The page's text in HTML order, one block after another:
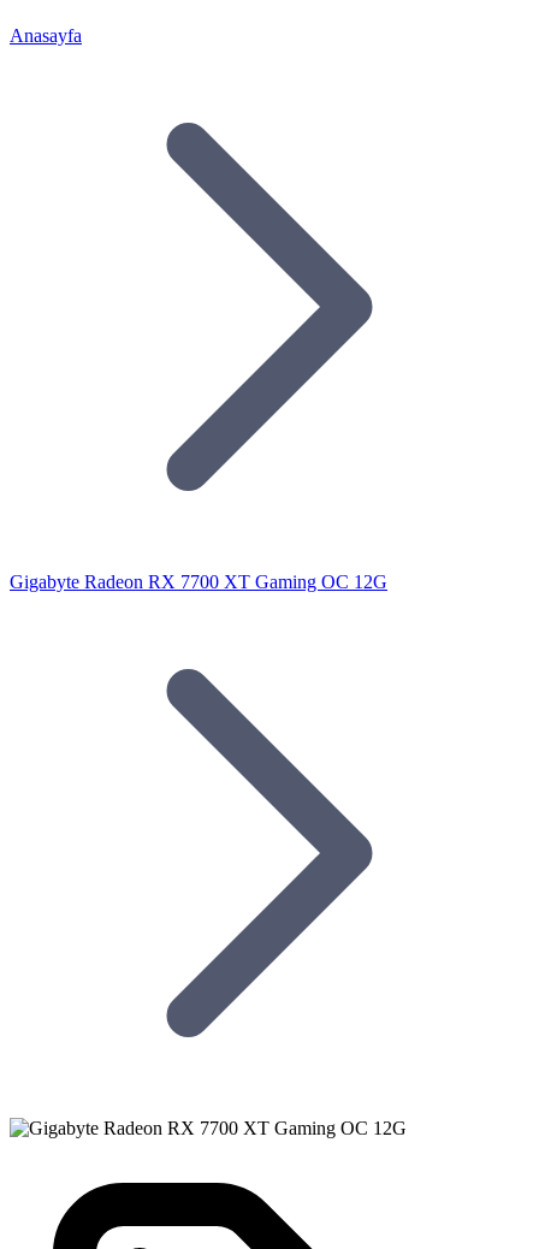
Anasayfa
Gigabyte Radeon RX 7700 XT Gaming OC 12G